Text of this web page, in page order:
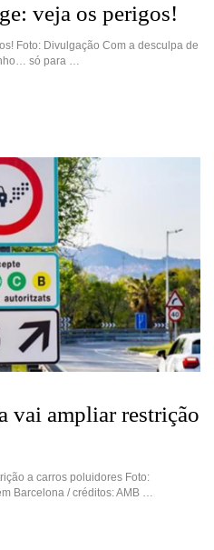
veja os perigos!
Foto: Divulgação Com a desculpa de
só para …
vai ampliar restrição
a carros poluidores Foto:
Barcelona / créditos: AMB …